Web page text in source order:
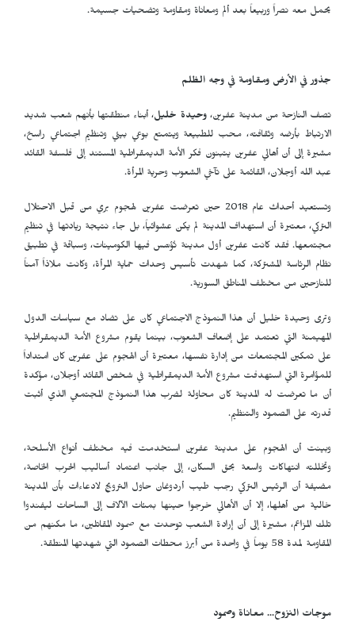
يحمل معه نصراً وربيعاً بعد ألم ومعاناة ومقاومة وتضحيات جسيمة.
جذور في الأرض ومقاومة في وجه الظلم
تصف النازحة من مدينة عفرين،وحيدة خليل، أبناء منطقتها بأنهم شعب شديد
الارتباط بأرضه وثقافته، محب للطبيعة ويتمتع بوعي بيئي وتنظيم اجتماعي راسخ،
مشيرة إلى أن أهالي عفرين يتبنون فكر الأمة الديمقراطية المستند إلى فلسفة القائد
عبد الله أوجلان، القائمة على تآخي الشعوب وحرية المرأة.
وتستعيد أحداث عام 2018 حين تعرضت عفرين لهجوم بري من قبل الاحتلال
التركي، معتبرة أن استهداف المدينة لم يكن عشوائياً، بل جاء نتيجة ريادتها في تنظيم
مجتمعها. فقد كانت عفرين أول مدينة تُؤسّس فيها الكومينات، وسباقة في تطبيق
نظام الرئاسة المشتركة، كما شهدت تأسيس وحدات حماية المرأة، وكانت ملاذاً آمناً
للنازحين من مختلف المناطق السورية.
وترى وحيدة خليل أن هذا النموذج الاجتماعي كان على تضاد مع سياسات الدول
المهيمنة التي تعتمد على إضعاف الشعوب، بينما يقوم مشروع الأمة الديمقراطية
على تمكين المجتمعات من إدارة نفسها، معتبرة أن الهجوم على عفرين كان امتداداً
للمؤامرة التي استهدفت مشروع الأمة الديمقراطية في شخص القائد أوجلان، مؤكدة
أن ما تعرضت له المدينة كان محاولة لضرب هذا النموذج المجتمعي الذي أثبت
قدرته على الصمود والتنظيم.
وبينت أن الهجوم على مدينة عفرين استخدمت فيه مختلف أنواع الأسلحة،
وتخللته انتهاكات واسعة بحق السكان، إلى جانب اعتماد أساليب الحرب الخاصة،
مضيفة أن الرئيس التركي رجب طيب أردوغان حاول الترويج لادعاءات بأن المدينة
خالية من أهلها، إلا أن الأهالي خرجوا حينها بمئات الآلاف إلى الساحات ليفندوا
تلك المزاعم، مشيرة إلى أن إرادة الشعب توحدت مع صمود المقاتلين، ما مكنهم من
المقاومة لمدة 58 يوماً في واحدة من أبرز محطات الصمود التي شهدتها المنطقة.
موجات النزوح... معاناة وصمود